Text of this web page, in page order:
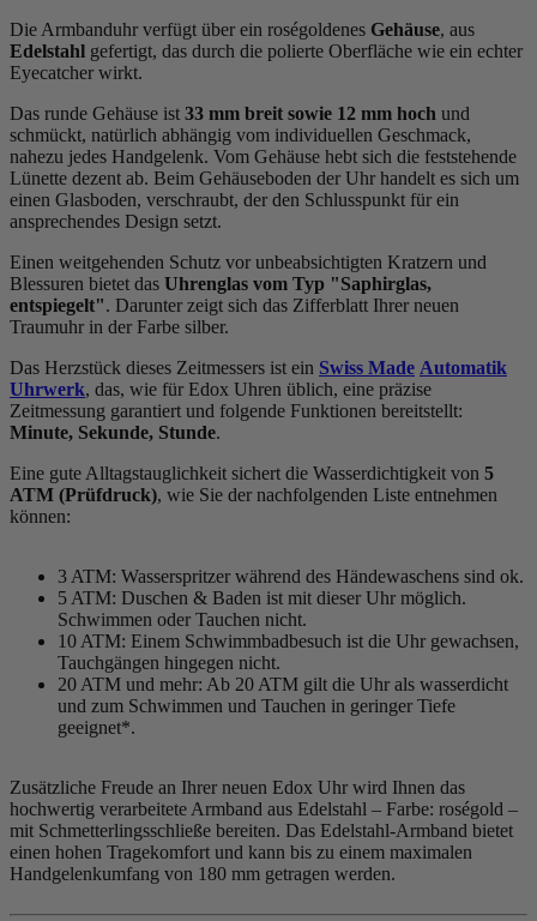
Die Armbanduhr verfügt über ein roségoldenes Gehäuse, aus
Edelstahl gefertigt, das durch die polierte Oberfläche wie ein echter
Eyecatcher wirkt.
Das runde Gehäuse ist 33 mm breit sowie 12 mm hoch und
schmückt, natürlich abhängig vom individuellen Geschmack,
nahezu jedes Handgelenk. Vom Gehäuse hebt sich die feststehende
Lünette dezent ab. Beim Gehäuseboden der Uhr handelt es sich um
einen Glasboden, verschraubt, der den Schlusspunkt für ein
ansprechendes Design setzt.
Einen weitgehenden Schutz vor unbeabsichtigten Kratzern und
Blessuren bietet das Uhrenglas vom Typ "Saphirglas,
entspiegelt". Darunter zeigt sich das Zifferblatt Ihrer neuen
Traumuhr in der Farbe silber.
Das Herzstück dieses Zeitmessers ist ein Swiss Made Automatik
Uhrwerk, das, wie für Edox Uhren üblich, eine präzise
Zeitmessung garantiert und folgende Funktionen bereitstellt:
Minute, Sekunde, Stunde.
Eine gute Alltagstauglichkeit sichert die Wasserdichtigkeit von 5
ATM (Prüfdruck), wie Sie der nachfolgenden Liste entnehmen
können:
3 ATM: Wasserspritzer während des Händewaschens sind ok.
5 ATM: Duschen & Baden ist mit dieser Uhr möglich.
Schwimmen oder Tauchen nicht.
10 ATM: Einem Schwimmbadbesuch ist die Uhr gewachsen,
Tauchgängen hingegen nicht.
20 ATM und mehr: Ab 20 ATM gilt die Uhr als wasserdicht
und zum Schwimmen und Tauchen in geringer Tiefe
geeignet*.
Zusätzliche Freude an Ihrer neuen Edox Uhr wird Ihnen das
hochwertig verarbeitete Armband aus Edelstahl – Farbe: roségold –
mit Schmetterlingsschließe bereiten. Das Edelstahl-Armband bietet
einen hohen Tragekomfort und kann bis zu einem maximalen
Handgelenkumfang von 180 mm getragen werden.